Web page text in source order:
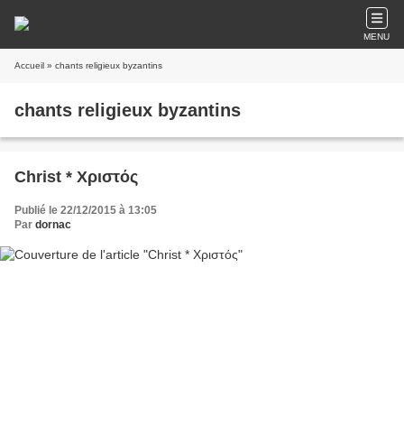
MENU
Accueil » chants religieux byzantins
chants religieux byzantins
Christ * Χριστός
Publié le 22/12/2015 à 13:05
Par dornac